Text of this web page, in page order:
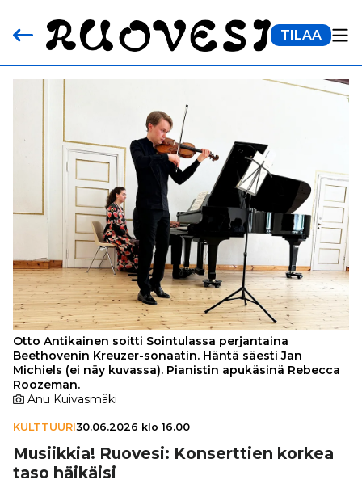
TILAA
Otto Antikainen soitti Sointulassa perjantaina
Beethovenin Kreuzer-sonaatin. Häntä säesti Jan
Michiels (ei näy kuvassa). Pianistin apukäsinä Rebecca
Roozeman.
Anu Kuivasmäki
KULTTUURI30.06.2026 klo 16.00
Musiikkia! Ruovesi: Kon­sert­tien korkea
taso häikäisi